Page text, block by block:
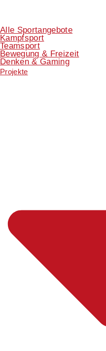
Alle Sportangebote
Kampfsport
Teamsport
Bewegung & Freizeit
Denken & Gaming
Projekte